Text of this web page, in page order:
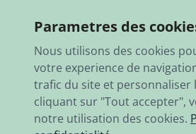
boutique et notre
13 000 articles
Expédition rapide dans
Parametres des
Nous utilisons des cookies
votre experience de
trafic du site et personnaliser
cliquant sur "Tout accepter",
notre utilisation des cookies.